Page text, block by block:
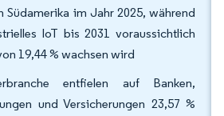
Südamerika im Jahr 2025, während
IoT bis 2031 voraussichtlich
19,44 % wachsen wird
entfielen auf Banken,
und Versicherungen 23,57 %